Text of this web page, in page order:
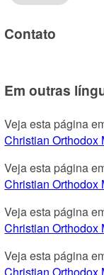
Contato
Em outras
Veja esta página
Christian Orthodox
Veja esta página
Christian Orthodox
Veja esta página
Christian Orthodox
Veja esta página
Christian Orthodox